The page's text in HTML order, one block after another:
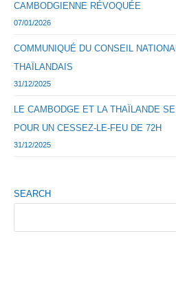
CAMBODGIENNE RÉVOQUÉE
07/01/2026
COMMUNIQUÉ DU CONSEIL
THAÏLANDAIS
31/12/2025
LE CAMBODGE ET LA THAÏLANDE
POUR UN CESSEZ-LE-FEU DE 72H
31/12/2025
SEARCH